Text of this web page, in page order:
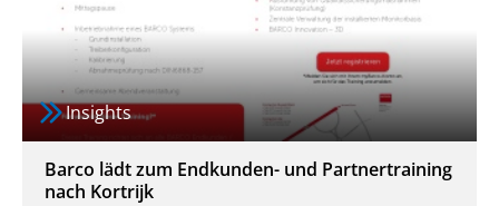
Insights
Barco lädt zum Endkunden- und Partnertraining
nach Kortrijk